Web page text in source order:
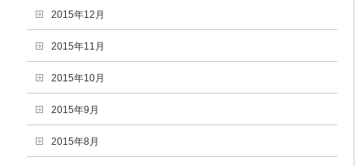
2015年12月
2015年11月
2015年10月
2015年9月
2015年8月